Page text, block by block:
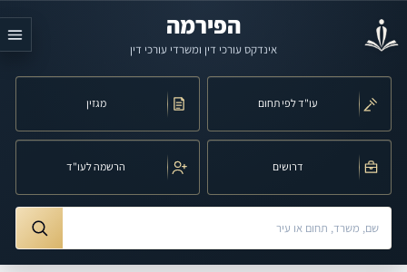
הפירמה
אינדקס עורכי דין ומשרדי עורכי דין
עו"ד לפי תחום מגזין
דרושים הרשמה לעו"ד
חיפוש לפי שם, משרד, תחום משפט או עיר